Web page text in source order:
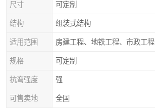
尺寸 可定制
结构 组装式结构
适用范围 房建工程、地铁工程、市政工程
规格 可定制
抗弯强度 强
可售卖地 全国